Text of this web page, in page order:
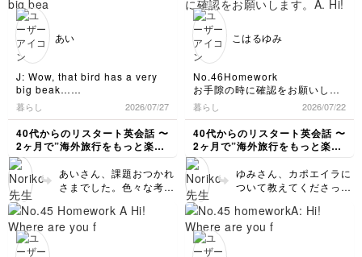
ありがとうございます。
話しましょう。コーヒー
は私も好きなので、コロ
ンビア🇨🇴やエチオピア
🇪🇹、グアテマラ、イン
ドネシア🇮🇩なども頭に
浮かんできます☺️☕️🫘
ったと知り、驚きました。
意味では今は温帯→亜熱
多いですが、アルゼンチ
ンも国土の質としては恵
まれていると思います。
初めて日本人が移住して
140周年ーそうだったの
ですね。ブラジル🇧🇷は
以前のフジモリ大統領の
ような移民のイメージが
強いですが、やっぱり隣
国ですし同じような現象
があるのですね。神奈川
県は横浜や逗子など海外
にロマンを感じる方が多
れば大丈夫です。「名前
い方ですが、know 〜by
しょう。人についても応
用できます。I know her
by name.「彼女の名前
は知っている(でも、会
ったことはない)。」やI
know him by sight.
「彼の顔は知っている
(でも、名前は知らな
い)。」というような文
です。ゆみさんの身近な
状況を表現してみられる
と、定着しやすいです
よ。 久しぶりに「コン
B:This bridge was built by a
Japanese company. It's so
famous !
A:Really? I'd love to visit
Tunisia someday.And I'd love
to see this bridge.
B:You should ! I'm sure you'll
enloy it.
チェックをお願いします。
46回目の配信にあった「I've
also heard 〜」はhomeworkに
含むアイデアや知識が無く、今
回省略しました🙇‍♀️
チュニジアを調べるにあたり、
外務省のHPを見たところ「ちょ
っといい話・エピソード集」の
コーナーがあり、今回の会話に
含んだ橋の建設のコトが載って
いました。この橋を建設したこ
ろうとすると継続するの
が難しくなってしまうと
折っても提出しようと思
われた判断、適切だと思
います。継続こそ力な
ては私もライブ配信のお
かげで注目したところが
多くあり、大いに学びに
なりました。さらにこん
なイイ話があったのです
ね。ラデス・ラグレット
橋という橋なのですね。
日本人として誇らしいで
すね。確かに国章もカッ
I’d like to visit Argentina to
see wild maras.
A: I’m not sure if you can see
them in the wild because
they are shy. But Argentina
has beautiful sights and good
foods besides the animal so
you will like it.
J: I see. Gracias.
A: De nada.
アルゼンチンについて調べたら
one of my favoritesのマーラが
主にアルゼンチンに生息してい
ることを思いだし
今回も動物園での会話にしまし
た
南米は地理的にはアメリカに近
いですが
足して2で割ったような
They look so lovely.
Did you take a picture
うですね。アルゼンチン
🇦🇷とイギリス🇬🇧の間
で起きたフォークランド
紛争の影響に見えますが
(今年の⚽️W杯決勝戦がそ
ういうストーリーで解釈
されて話題になりました
ね)、実際は単純にアメ
リカ文化の影響が世界規
模になって、アルゼンチ
ンの人々もアメリカ英語
に触れる機会が多かった
というだけのようです。
あい
J: Wow, that bird has a very
big beak…
B: You know, it is called a
toco toucan and it is from my
country.
J: Oh, hi. Where are you
from?
B: Hi. I’m from Brazil.
J: The beak must be very
heavy.
B: lt looks like so. But
actually no.
J: Really?
B: Yeah. The inside of it is
暮らし 2026/07/27
40代からのリスタート英会話 〜
2ヶ月で”海外旅行をもっと楽し
める私"になる〜
あいさん、課題おつかれ
さまでした。色々な考え
台本に辿り着いたのです
ね👏 It looks like so.の
こはるゆみ
No.46Homework
お手隙の時に確認をお願いしま
す。
A. Hi! Where are you from?
B. I’m from Brazil.
A. Oh that’s good! What is it
like?
B. It’s a lively country. Soccer
is a big part of our culture.
A. I heard that capoeira is
Brazil’s national sport.
B. That’s true. It is a
UNESCO intangible Cultural
暮らし 2026/07/22
40代からのリスタート英会話 〜
2ヶ月で”海外旅行をもっと楽し
める私"になる〜
ゆみさん、カポエイラに
ついて教えてくださって
調べてみて「少し暗い
話」の意味がわかりまし